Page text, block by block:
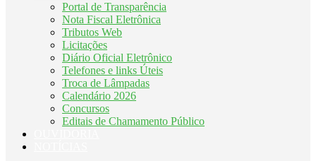
Portal de Transparência
Nota Fiscal Eletrônica
Tributos Web
Licitações
Diário Oficial Eletrônico
Telefones e links Úteis
Troca de Lâmpadas
Calendário 2026
Concursos
Editais de Chamamento Público